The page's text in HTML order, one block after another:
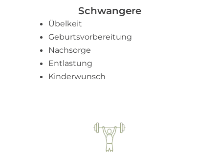
Schwangere
Übelkeit
Geburtsvorbereitung
Nachsorge
Entlastung
Kinderwunsch